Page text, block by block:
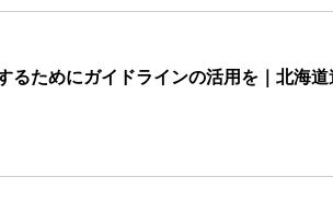
るためにガイドラインの活用を｜北海